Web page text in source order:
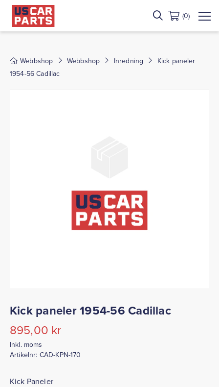
(0)
Webbshop Webbshop Inredning
Kick paneler
1954-56 Cadillac
Kick paneler 1954-56 Cadillac
895,00 kr
Inkl. moms
Artikelnr: CAD-KPN-170
Kick Paneler